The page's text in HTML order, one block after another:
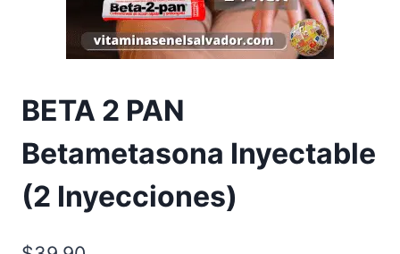
BETA 2 PAN
Betametasona Inyectable
(2 Inyecciones)